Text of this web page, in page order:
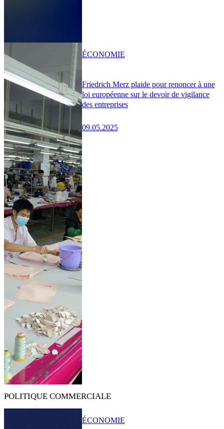
Friedrich Merz plaide pour renoncer à une
loi européenne sur le devoir de vigilance
des entreprises
09.05.2025
ÉCONOMIE
POLITIQUE COMMERCIALE
ÉCONOMIE